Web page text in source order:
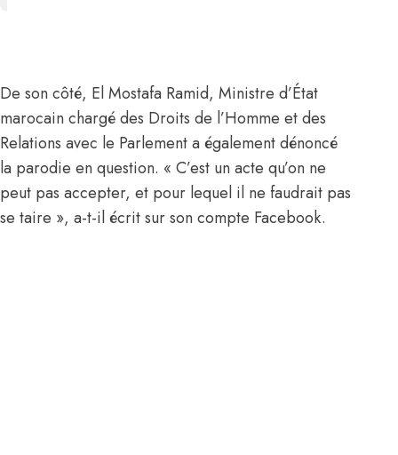
De son côté, El Mostafa Ramid, Ministre d’État
marocain chargé des Droits de l’Homme et des
Relations avec le Parlement a également dénoncé
la parodie en question. « C’est un acte qu’on ne
peut pas accepter, et pour lequel il ne faudrait pas
se taire », a-t-il écrit sur son compte Facebook.